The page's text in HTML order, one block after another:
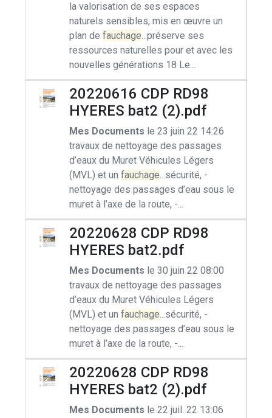
la valorisation de ses espaces
naturels sensibles, mis en œuvre un
plan de fauchage...préserve ses
ressources naturelles pour et avec les
nouvelles générations 18 Le...
20220616 CDP RD98
HYERES bat2 (2).pdf
Mes Documents le 23 juin 22 14:26
travaux de nettoyage des passages
d’eaux du Muret Véhicules Légers
(MVL) et un fauchage...sécurité, -
nettoyage des passages d’eau sous le
muret à l’axe de la route, -...
20220628 CDP RD98
HYERES bat2.pdf
Mes Documents le 30 juin 22 08:00
travaux de nettoyage des passages
d’eaux du Muret Véhicules Légers
(MVL) et un fauchage...sécurité, -
nettoyage des passages d’eau sous le
muret à l’axe de la route, -...
20220628 CDP RD98
HYERES bat2 (2).pdf
Mes Documents le 22 juil. 22 13:06